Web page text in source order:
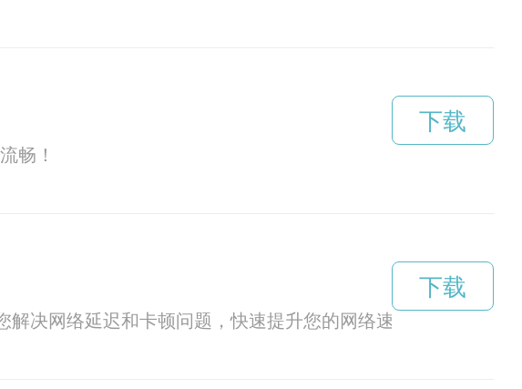
畅！
下载
决网络延迟和卡顿问题，快速提升您的网络速度。
下载